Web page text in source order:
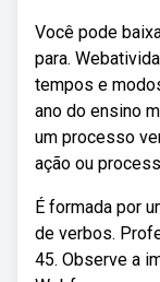
Você pode
para.
tempos e
ano do ensino
um processo
ação ou
É formada por
de verbos.
45. Observe a